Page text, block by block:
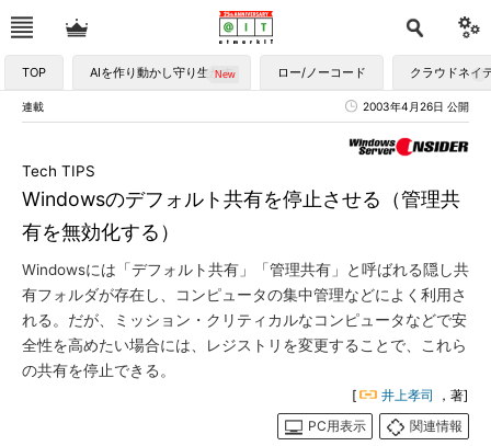
TOP AIを作り動かし守り生かす ロー/ノーコード クラウドネイ
連載 2003年4月26日 公開
Windowsのデフォルト共有を停止させる（管理共
有を無効化する）
Tech TIPS
Windowsには「デフォルト共有」「管理共有」と呼ばれる隠し共
有フォルダが存在し、コンピュータの集中管理などによく利用さ
れる。だが、ミッション・クリティカルなコンピュータなどで安
全性を高めたい場合には、レジストリを変更することで、これら
の共有を停止できる。
[ 井上孝司
，著]
PC用表示
関連情報